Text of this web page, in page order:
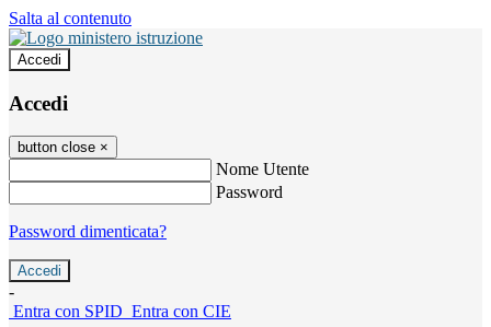
Salta al contenuto
Accedi
Accedi
button close ×
Nome Utente
Password
Password dimenticata?
-
Entra con SPID Entra con CIE